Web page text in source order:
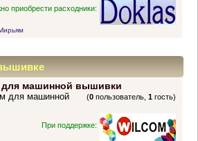
приобрести расходники:
для машинной вышивки
(0 пользователь,1 гость)
для машинной
При поддержке: